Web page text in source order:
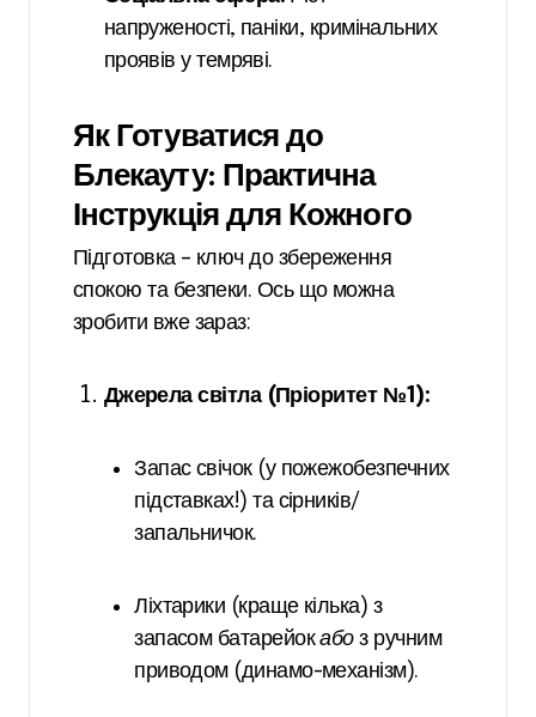
напруженості, паніки, кримінальних
проявів у темряві.
Як Готуватися до
Блекауту: Практична
Інструкція для Кожного
Підготовка – ключ до збереження
спокою та безпеки. Ось що можна
зробити вже зараз:
Джерела світла (Пріоритет №1):
Запас свічок (у пожежобезпечних
підставках!) та сірників/
запальничок.
Ліхтарики (краще кілька) з
запасом батарейокабоз ручним
приводом (динамо-механізм).